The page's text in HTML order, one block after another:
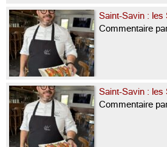
Saint-Savin : les
Commentaire
Saint-Savin : les
Commentaire